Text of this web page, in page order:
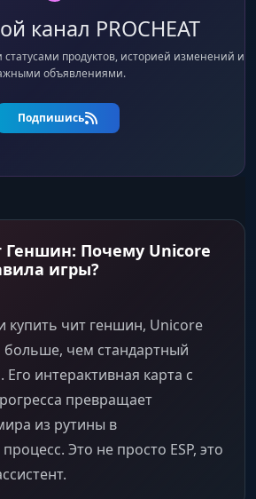
канал PROCHEAT
продуктов, историей изменений и
объявлениями.
Подпишись
Геншин: Почему Unicore
игры?
купить чит геншин, Unicore
чем стандартный
интерактивная карта с
превращает
из рутины в
Это не просто ESP, это